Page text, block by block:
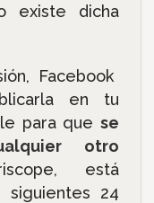
existe dicha
Facebook
en tu
para que se
otro
está
siguientes 24